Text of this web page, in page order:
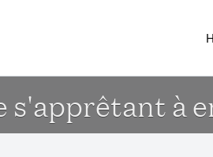
s'apprêtant à